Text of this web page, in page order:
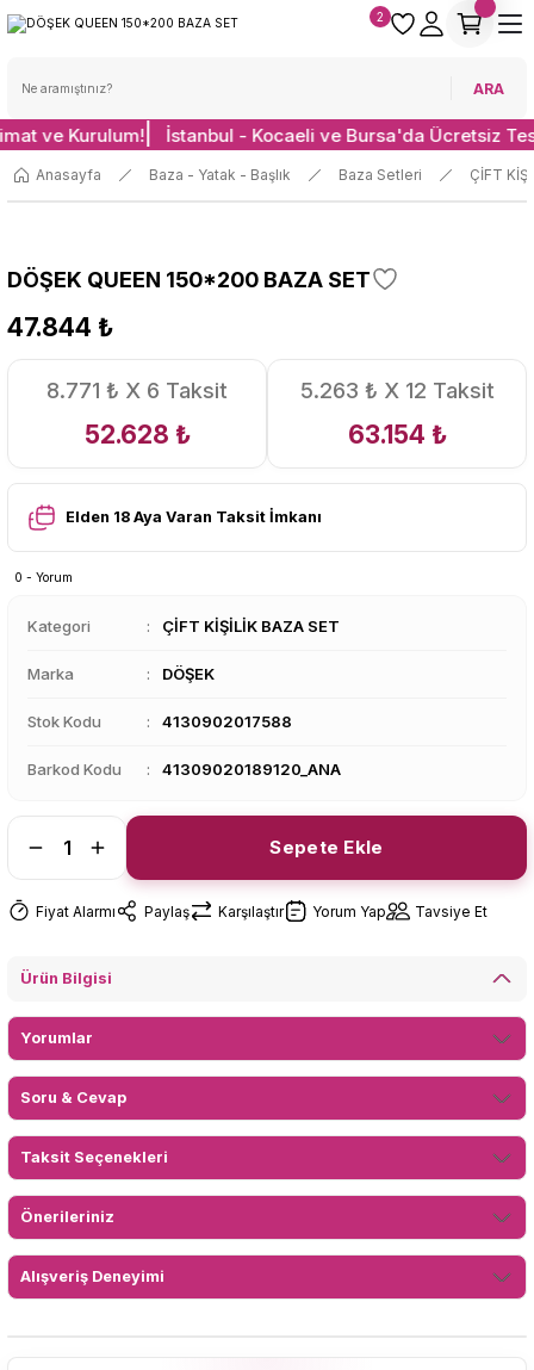
ARA
2
ve Kurulum! İstanbul - Kocaeli ve Bursa'da Ücretsiz
Anasayfa Baza - Yatak - Başlık Baza Setleri ÇİFT
DÖŞEK QUEEN 150*200 BAZA SET
47.844 ₺
8.771 ₺ X 6 Taksit
52.628 ₺
5.263 ₺ X 12 Taksit
63.154 ₺
Elden 18 Aya Varan Taksit İmkanı
0 - Yorum
Kategori ÇİFT KİŞİLİK BAZA SET
Marka DÖŞEK
Stok Kodu 4130902017588
Barkod Kodu 41309020189120_ANA
Sepete Ekle
Fiyat Alarmı Paylaş Karşılaştır Yorum Yap Tavsiye Et
Ürün Bilgisi
Yorumlar
Soru & Cevap
Taksit Seçenekleri
Önerileriniz
Alışveriş Deneyimi